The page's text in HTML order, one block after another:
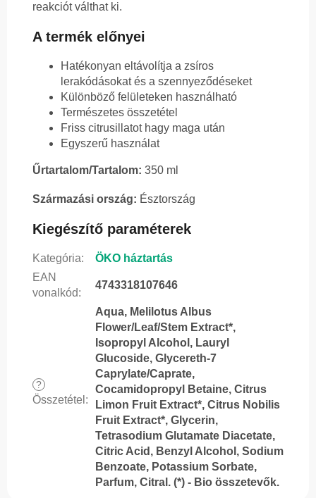
reakciót válthat ki.
A termék előnyei
Hatékonyan eltávolítja a zsíros
lerakódásokat és a szennyeződéseket
Különböző felületeken használható
Természetes összetétel
Friss citrusillatot hagy maga után
Egyszerű használat
Űrtartalom/Tartalom: 350 ml
Származási ország: Észtország
Kiegészítő paraméterek
Kategória:
ÖKO háztartás
EAN
vonalkód:
4743318107646
?
Összetétel :
Aqua, Melilotus Albus
Flower/Leaf/Stem Extract*,
Isopropyl Alcohol, Lauryl
Glucoside, Glycereth-7
Caprylate/Caprate,
Cocamidopropyl Betaine, Citrus
Limon Fruit Extract*, Citrus Nobilis
Fruit Extract*, Glycerin,
Tetrasodium Glutamate Diacetate,
Citric Acid, Benzyl Alcohol, Sodium
Benzoate, Potassium Sorbate,
Parfum, Citral. (*) - Bio összetevők.